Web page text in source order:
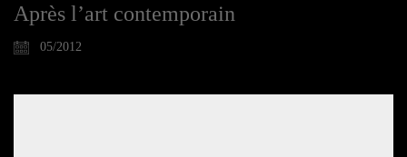
Après l’art contemporain
05/2012